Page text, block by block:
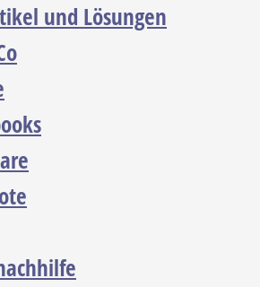
und Lösungen